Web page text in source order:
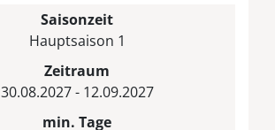
Saisonzeit
Hauptsaison 1
Zeitraum
30.08.2027 - 12.09.2027
min. Tage